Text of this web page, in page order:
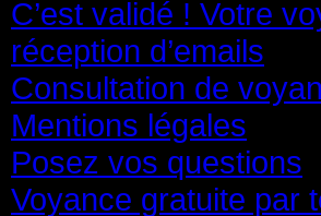
C’est validé ! Votre
réception d’emails
Consultation de
Mentions légales
Posez vos questions
Voyance gratuite par